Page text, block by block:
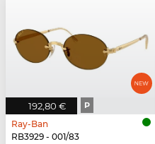
192,80 € P
Ray-Ban
RB3929 - 001/83